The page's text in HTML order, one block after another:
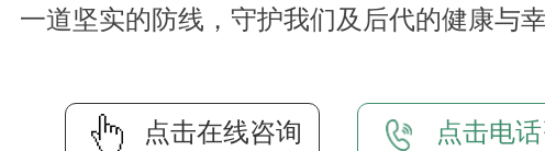
一道坚实的防线，守护我们及后代的健康与幸
点击在线咨询 点击电